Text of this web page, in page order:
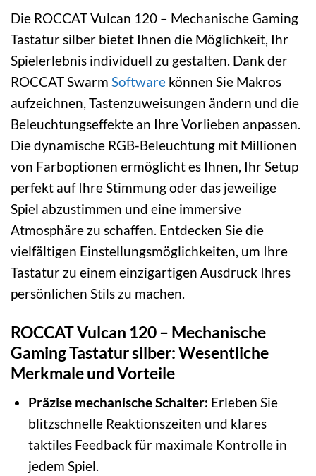
Die ROCCAT Vulcan 120 – Mechanische Gaming
Tastatur silber bietet Ihnen die Möglichkeit, Ihr
Spielerlebnis individuell zu gestalten. Dank der
ROCCAT Swarm Software können Sie Makros
aufzeichnen, Tastenzuweisungen ändern und die
Beleuchtungseffekte an Ihre Vorlieben anpassen.
Die dynamische RGB-Beleuchtung mit Millionen
von Farboptionen ermöglicht es Ihnen, Ihr Setup
perfekt auf Ihre Stimmung oder das jeweilige
Spiel abzustimmen und eine immersive
Atmosphäre zu schaffen. Entdecken Sie die
vielfältigen Einstellungsmöglichkeiten, um Ihre
Tastatur zu einem einzigartigen Ausdruck Ihres
persönlichen Stils zu machen.
ROCCAT Vulcan 120 – Mechanische
Gaming Tastatur silber: Wesentliche
Merkmale und Vorteile
Präzise mechanische Schalter: Erleben Sie
blitzschnelle Reaktionszeiten und klares
taktiles Feedback für maximale Kontrolle in
jedem Spiel.